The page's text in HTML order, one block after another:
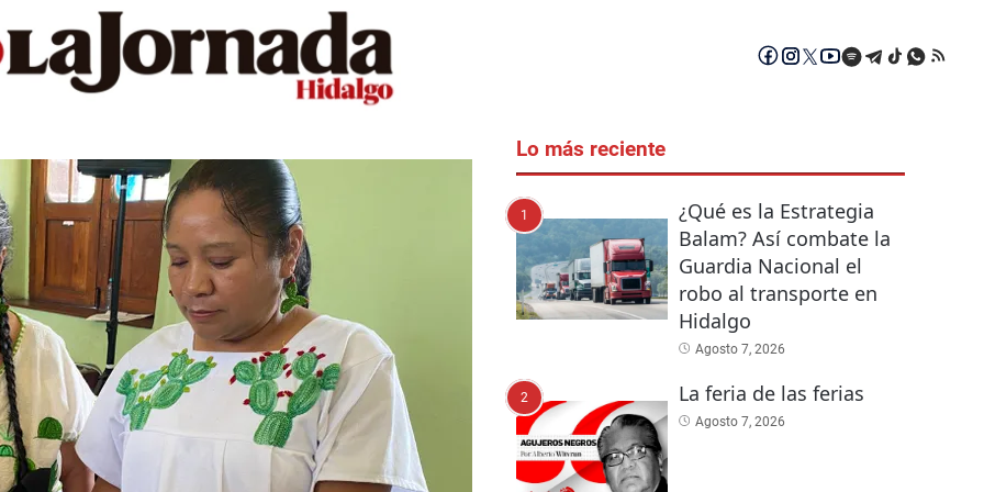
Lo más reciente
1
¿Qué es la Estrategia
Balam? Así combate la
Guardia Nacional el
robo al transporte en
Hidalgo
Agosto 7, 2026
2 La feria de las ferias
Agosto 7, 2026